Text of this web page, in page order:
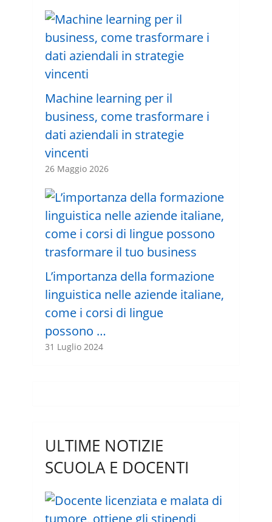
Machine learning per il
business, come trasformare i
dati aziendali in strategie
vincenti
26 Maggio 2026
L’importanza della formazione
linguistica nelle aziende italiane,
come i corsi di lingue
possono …
31 Luglio 2024
ULTIME NOTIZIE
SCUOLA E DOCENTI